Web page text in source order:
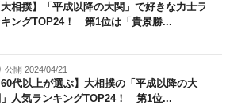
大相撲】「平成以降の大関」で好きな力士ラ
キングTOP24！ 第1位は「貴景勝...
公開 2024/04/21
60代以上が選ぶ】大相撲の「平成以降の大
人気ランキングTOP24！ 第1位...